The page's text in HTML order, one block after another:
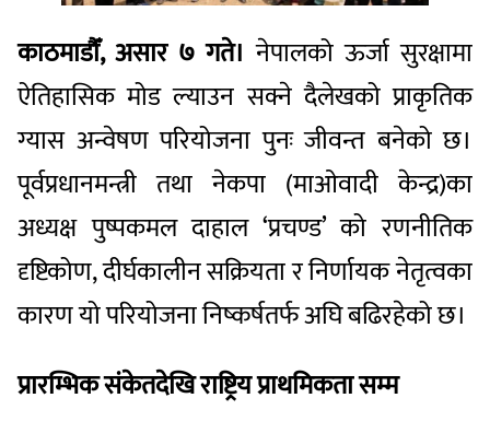
काठमाडौँ, असार ७ गते। नेपालको ऊर्जा सुरक्षामा
ऐतिहासिक मोड ल्याउन सक्ने दैलेखको प्राकृतिक
ग्यास अन्वेषण परियोजना पुनः जीवन्त बनेको छ।
पूर्वप्रधानमन्त्री तथा नेकपा (माओवादी केन्द्र)का
अध्यक्ष पुष्पकमल दाहाल ‘प्रचण्ड’ को रणनीतिक
दृष्टिकोण, दीर्घकालीन सक्रियता र निर्णायक नेतृत्वका
कारण यो परियोजना निष्कर्षतर्फ अघि बढिरहेको छ।
प्रारम्भिक संकेतदेखि राष्ट्रिय प्राथमिकता सम्म